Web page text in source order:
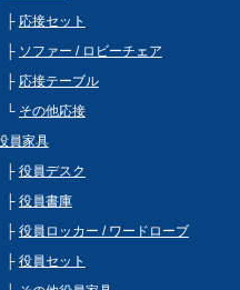
応接セット
ソファー / ロビーチェア
応接テーブル
その他応接
員家具
役員デスク
役員書庫
役員ロッカー / ワードローブ
役員セット